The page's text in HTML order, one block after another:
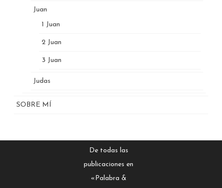
Juan
1 Juan
2 Juan
3 Juan
Judas
SOBRE MÍ
De todas las
publicaciones en
«Palabra &